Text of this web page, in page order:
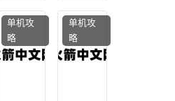
炉攻
略，
梦幻
西游
阵容
搭
配，
凹凸
单机攻
略
单机攻
略